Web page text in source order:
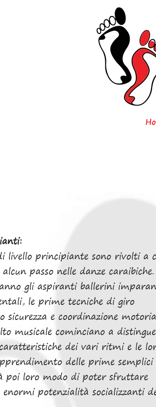
livello principiante sono rivolti a
passo nelle danze
gli aspiranti ballerini
le prime tecniche di giro
sicurezza e coordinazione
musicale cominciano a
dei vari ritmi e le
delle prime
poi loro modo di poter sfruttare
potenzialità socializzanti